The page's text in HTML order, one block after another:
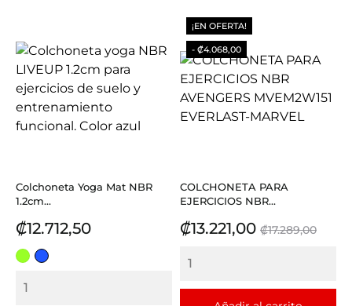
Colchoneta Yoga Mat NBR
1.2cm...
Precio
₡12.712,50
VERDE
AZUL
COLCHONETA PARA
EJERCICIOS NBR...
Precio
₡13.221,00 Precio
₡17.289,00
¡EN OFERTA!
- ₡4.068,00